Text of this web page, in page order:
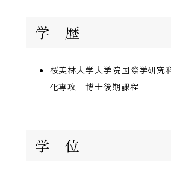
学 歴
桜美林大学大学院国際学研究
化専攻 博士後期課程
学 位